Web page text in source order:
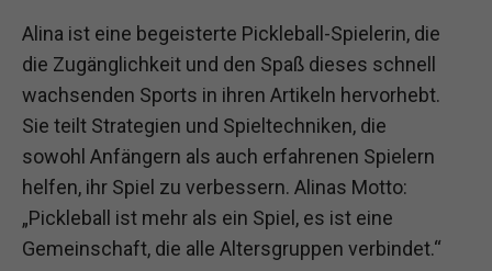
Alina ist eine begeisterte Pickleball-Spielerin, die
die Zugänglichkeit und den Spaß dieses schnell
wachsenden Sports in ihren Artikeln hervorhebt.
Sie teilt Strategien und Spieltechniken, die
sowohl Anfängern als auch erfahrenen Spielern
helfen, ihr Spiel zu verbessern. Alinas Motto:
„Pickleball ist mehr als ein Spiel, es ist eine
Gemeinschaft, die alle Altersgruppen verbindet.“